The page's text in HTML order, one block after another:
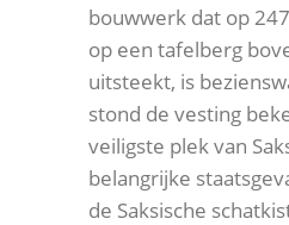
bouwwerk dat op
op een tafelberg
uitsteekt, is
stond de vesting
veiligste plek van
belangrijke
de Saksische